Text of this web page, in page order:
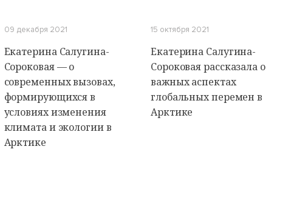
09 декабря 2021
Екатерина Салугина-
Сороковая — о
современных вызовах,
формирующихся в
условиях изменения
климата и экологии в
Арктике
15 октября 2021
Екатерина Салугина-
Сороковая рассказала о
важных аспектах
глобальных перемен в
Арктике